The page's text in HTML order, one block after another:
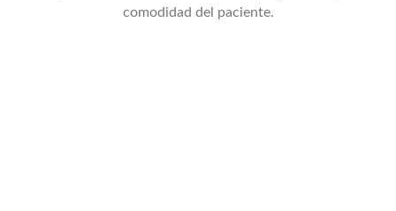
comodidad del paciente.